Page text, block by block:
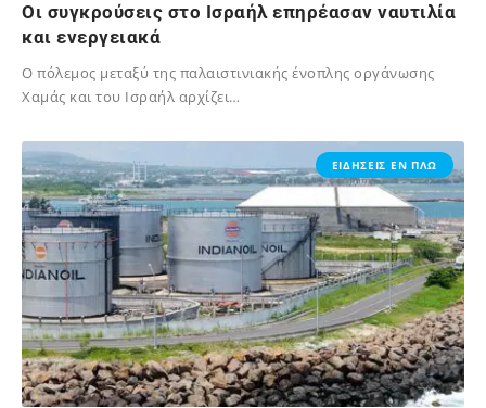
Οι συγκρούσεις στο Ισραήλ επηρέασαν ναυτιλία
και ενεργειακά
Ο πόλεμος μεταξύ της παλαιστινιακής ένοπλης οργάνωσης
Χαμάς και του Ισραήλ αρχίζει…
ΕΙΔΗΣΕΙΣ ΕΝ ΠΛΩ